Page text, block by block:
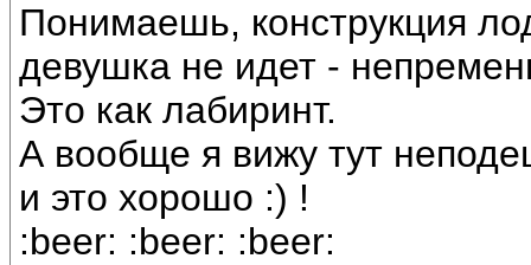
Понимаешь, конструкция
девушка не идет -
Это как лабиринт.
А вообще я вижу тут
и это хорошо :) !
:beer: :beer: :beer: